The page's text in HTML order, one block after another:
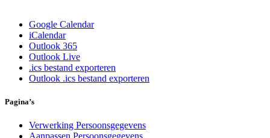
Google Calendar
iCalendar
Outlook 365
Outlook Live
.ics bestand exporteren
Outlook .ics bestand exporteren
Pagina’s
Verwerking Persoonsgegevens